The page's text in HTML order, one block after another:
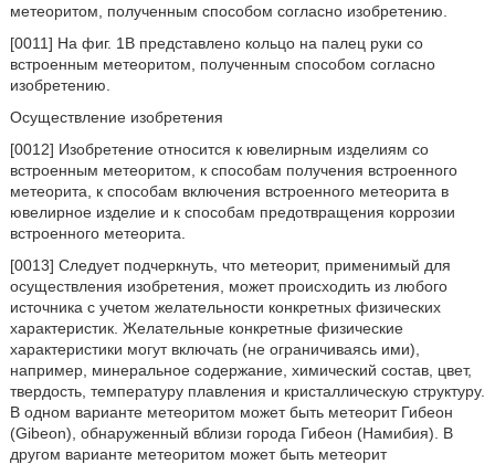
метеоритом, полученным способом согласно изобретению.
[0011] На фиг. 1В представлено кольцо на палец руки со
встроенным метеоритом, полученным способом согласно
изобретению.
Осуществление изобретения
[0012] Изобретение относится к ювелирным изделиям со
встроенным метеоритом, к способам получения встроенного
метеорита, к способам включения встроенного метеорита в
ювелирное изделие и к способам предотвращения коррозии
встроенного метеорита.
[0013] Следует подчеркнуть, что метеорит, применимый для
осуществления изобретения, может происходить из любого
источника с учетом желательности конкретных физических
характеристик. Желательные конкретные физические
характеристики могут включать (не ограничиваясь ими),
например, минеральное содержание, химический состав, цвет,
твердость, температуру плавления и кристаллическую структуру.
В одном варианте метеоритом может быть метеорит Гибеон
(Gibeon), обнаруженный вблизи города Гибеон (Намибия). В
другом варианте метеоритом может быть метеорит